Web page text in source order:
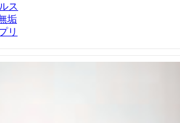
ス
垢
リ